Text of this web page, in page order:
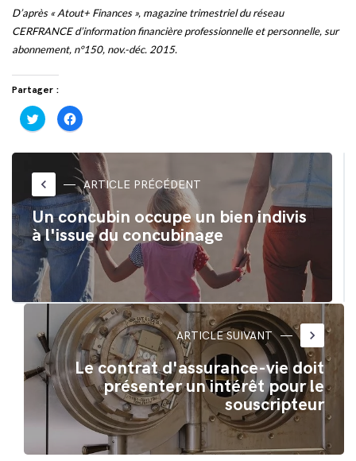
D’après « Atout+ Finances », magazine trimestriel du réseau
CERFRANCE d’information financière professionnelle et personnelle, sur
abonnement, n°150, nov.-déc. 2015.
Partager :
Cliquez
pour
partager
Twitter(ouvre
une
nouvelle
fenêtre)
Cliquez
pour
partager
Facebook(ouvre
dans
une
nouvelle
fenêtre)
keyboard_arrow_left ARTICLE PRÉCÉDENT
Un concubin occupe un bien indivis
à l'issue du concubinage
ARTICLE SUIVANT keyboard_arrow_right
Le contrat d'assurance-vie doit
présenter un intérêt pour le
souscripteur